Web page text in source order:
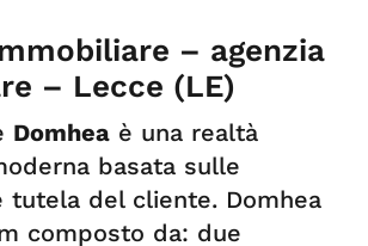
– agenzia
– Lecce (LE)
Domhea è una realtà
basata sulle
tutela del cliente. Domhea
composto da: due